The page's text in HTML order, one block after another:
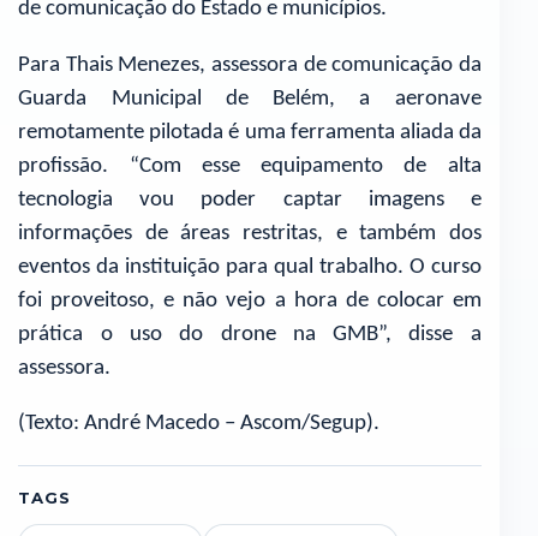
de comunicação do Estado e municípios.
Para Thais Menezes, assessora de comunicação da
Guarda Municipal de Belém, a aeronave
remotamente pilotada é uma ferramenta aliada da
profissão. “Com esse equipamento de alta
tecnologia vou poder captar imagens e
informações de áreas restritas, e também dos
eventos da instituição para qual trabalho. O curso
foi proveitoso, e não vejo a hora de colocar em
prática o uso do drone na GMB”, disse a
assessora.
(Texto: André Macedo – Ascom/Segup).
TAGS